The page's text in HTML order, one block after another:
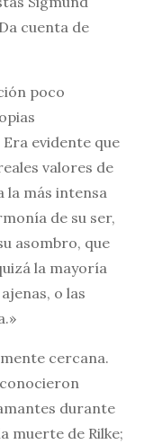
cuenta de
poco
evidente que
valores de
la más intensa
de su ser,
asombro, que
la mayoría
o las
cercana.
durante
muerte de Rilke;